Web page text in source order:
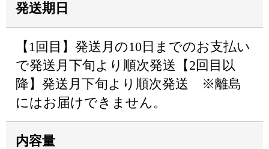
発送期日
【1回目】発送月の10日までのお支払い
で発送月下旬より順次発送【2回目以
降】発送月下旬より順次発送 ※離島
にはお届けできません。
内容量